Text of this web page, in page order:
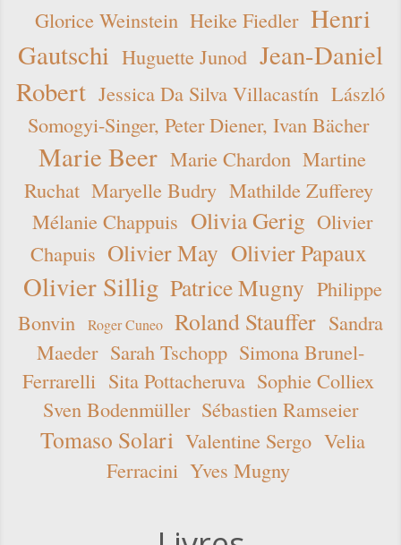
Glorice Weinstein Heike Fiedler Henri
Gautschi Huguette Junod Jean-Daniel
Robert Jessica Da Silva Villacastín László
Somogyi-Singer, Peter Diener, Ivan Bächer
Marie Beer Marie Chardon Martine
Ruchat Maryelle Budry Mathilde Zufferey
Mélanie Chappuis Olivia Gerig Olivier
Chapuis Olivier May Olivier Papaux
Olivier Sillig Patrice Mugny Philippe
Bonvin
Roger Cuneo Roland Stauffer Sandra
Maeder Sarah Tschopp Simona Brunel-
Ferrarelli Sita Pottacheruva Sophie Colliex
Sven Bodenmüller Sébastien Ramseier
Tomaso Solari Valentine Sergo Velia
Ferracini Yves Mugny